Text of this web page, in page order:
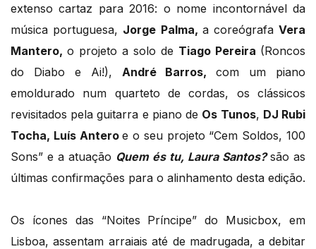
extenso cartaz para 2016: o nome incontornável da
música portuguesa, Jorge Palma, a coreógrafaVera
Mantero, o projeto a solo de Tiago Pereira (Roncos
do Diabo e Ai!), André Barros,com um piano
emoldurado num quarteto de cordas, os clássicos
revisitados pela guitarra e piano de Os Tunos, DJ Rubi
Tocha, Luís Anteroe o seu projeto “Cem Soldos, 100
Sons” e a atuação Quem és tu, Laura Santos? são as
últimas confirmações para o alinhamento desta edição.
Os ícones das “Noites Príncipe” do Musicbox, em
Lisboa, assentam arraiais até de madrugada, a debitar